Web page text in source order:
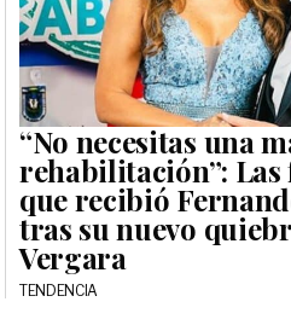
“No necesitas una
rehabilitación”:
que recibió
tras su nuevo
Vergara
TENDENCIA